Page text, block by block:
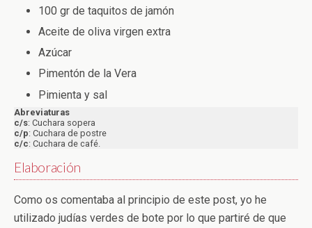
100 gr de taquitos de jamón
Aceite de oliva virgen extra
Azúcar
Pimentón de la Vera
Pimienta y sal
Abreviaturas
c/s: Cuchara sopera
c/p: Cuchara de postre
c/c: Cuchara de café.
Elaboración
Como os comentaba al principio de este post, yo he
utilizado judías verdes de bote por lo que partiré de que